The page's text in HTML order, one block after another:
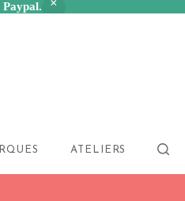
ATELIERS